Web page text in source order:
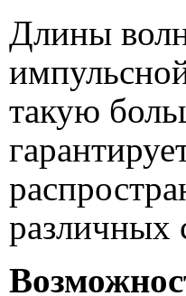
Длины
такую
различных